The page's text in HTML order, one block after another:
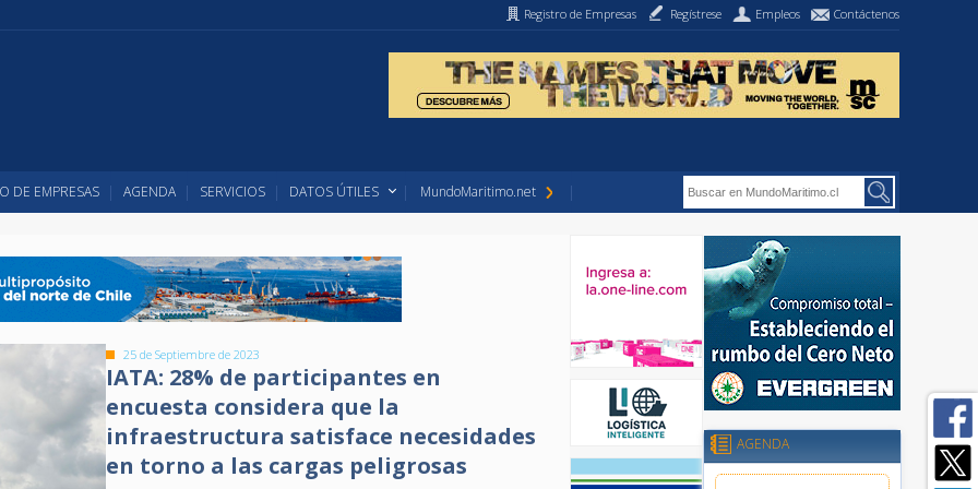
Registro de Empresas Regístrese Empleos Contáctenos
DE EMPRESAS AGENDA SERVICIOS DATOS ÚTILES MundoMaritimo.net
25 de Septiembre de 2023
IATA: 28% de participantes en
encuesta considera que la
infraestructura satisface necesidades
en torno a las cargas peligrosas
AGENDA